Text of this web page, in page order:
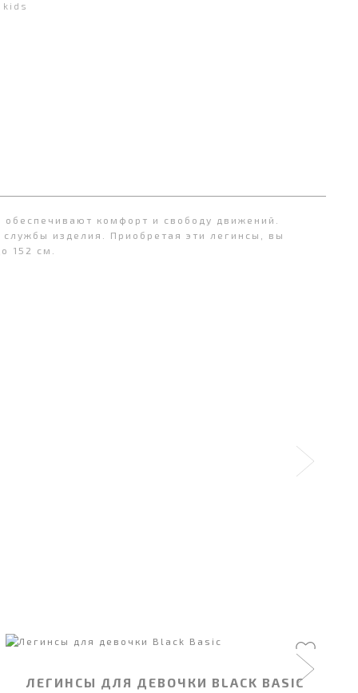
kids
комфорт и свободу движений.
изделия. Приобретая эти легинсы, вы
152 см.
ЛЕГИНСЫ ДЛЯ ДЕВОЧКИ BLACK BASIC